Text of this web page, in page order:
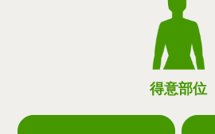
得意部位